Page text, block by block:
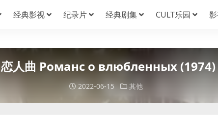
经典影视 纪录片 经典剧集 CULT乐园
恋人曲 Романс о влюбленных (1974)
2022-06-15 其他